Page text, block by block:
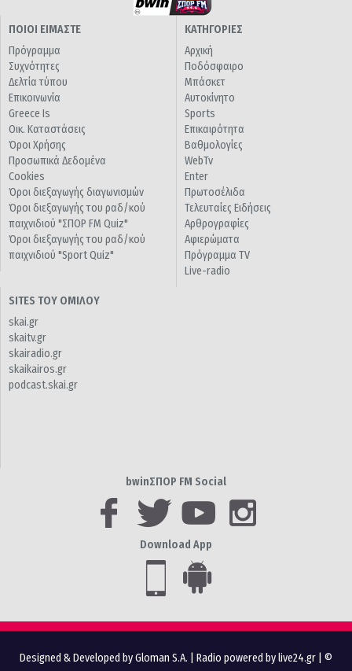
ΠΟΙΟΙ ΕΙΜΑΣΤΕ
Πρόγραμμα
Συχνότητες
Δελτία τύπου
Επικοινωνία
Greece Is
Οικ. Καταστάσεις
Όροι Χρήσης
Προσωπικά Δεδομένα
Cookies
Όροι διεξαγωγής διαγωνισμών
Όροι διεξαγωγής του ραδ/κού
παιχνιδιού "ΣΠΟΡ FM Quiz"
Όροι διεξαγωγής του ραδ/κού
παιχνιδιού "Sport Quiz"
ΚΑΤΗΓΟΡΙΕΣ
Αρχική
Ποδόσφαιρο
Μπάσκετ
Αυτοκίνητο
Sports
Επικαιρότητα
Βαθμολογίες
WebTv
Enter
Πρωτοσέλιδα
Τελευταίες Ειδήσεις
Αρθρογραφίες
Αφιερώματα
Πρόγραμμα TV
Live-radio
SITES ΤΟΥ ΟΜΙΛΟΥ
skai.gr
skaitv.gr
skairadio.gr
skaikairos.gr
podcast.skai.gr
bwinΣΠΟΡ FM Social
Download App
Designed & Developed by Gloman S.A. Radio powered by live24.gr | ©